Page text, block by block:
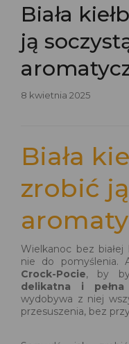
Biała
ją
8 kwietnia 2025
Biała
zrobić
Wielkanoc bez
nie do pomyślenia.
Crock-Pocie, by
delikatna i pełna
wydobywa z niej
przesuszenia, bez